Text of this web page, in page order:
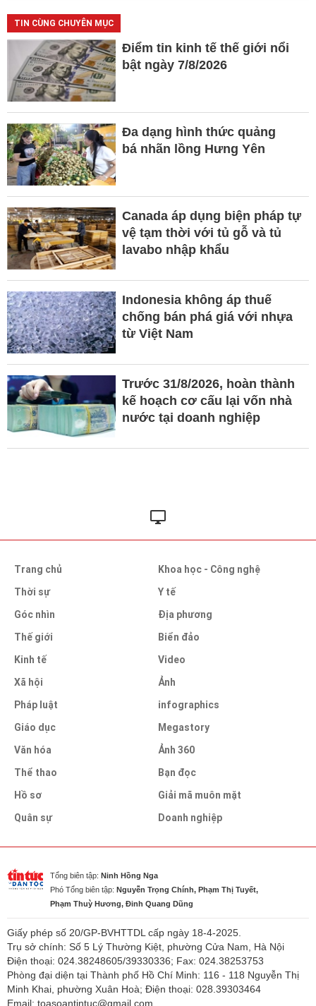
TIN CÙNG CHUYÊN MỤC
Điểm tin kinh tế thế giới nổi
bật ngày 7/8/2026
Đa dạng hình thức quảng
bá nhãn lồng Hưng Yên
Canada áp dụng biện pháp tự
vệ tạm thời với tủ gỗ và tủ
lavabo nhập khẩu
Indonesia không áp thuế
chống bán phá giá với nhựa
từ Việt Nam
Trước 31/8/2026, hoàn thành
kế hoạch cơ cấu lại vốn nhà
nước tại doanh nghiệp
Trang chủ
Thời sự
Góc nhìn
Thế giới
Kinh tế
Xã hội
Pháp luật
Giáo dục
Văn hóa
Thể thao
Hồ sơ
Quân sự
Khoa học - Công nghệ
Y tế
Địa phương
Biển đảo
Video
Ảnh
infographics
Megastory
Ảnh 360
Bạn đọc
Giải mã muôn mặt
Doanh nghiệp
Tổng biên tập: Ninh Hồng Nga
Phó Tổng biên tập: Nguyễn Trọng Chính, Phạm Thị Tuyết,
Phạm Thuỳ Hương, Đinh Quang Dũng
Giấy phép số 20/GP-BVHTTDL cấp ngày 18-4-2025.
Trụ sở chính: Số 5 Lý Thường Kiệt, phường Cửa Nam, Hà Nội
Điện thoại: 024.38248605/39330336; Fax: 024.38253753
Phòng đại diện tại Thành phố Hồ Chí Minh: 116 - 118 Nguyễn Thị
Minh Khai, phường Xuân Hoà; Điện thoại: 028.39303464
Email: toasoantintuc@gmail.com